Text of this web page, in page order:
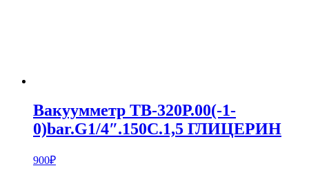
Вакуумметр ТВ-320Р.00(-1-
0)bar.G1/4″.150С.1,5 ГЛИЦЕРИН
900₽